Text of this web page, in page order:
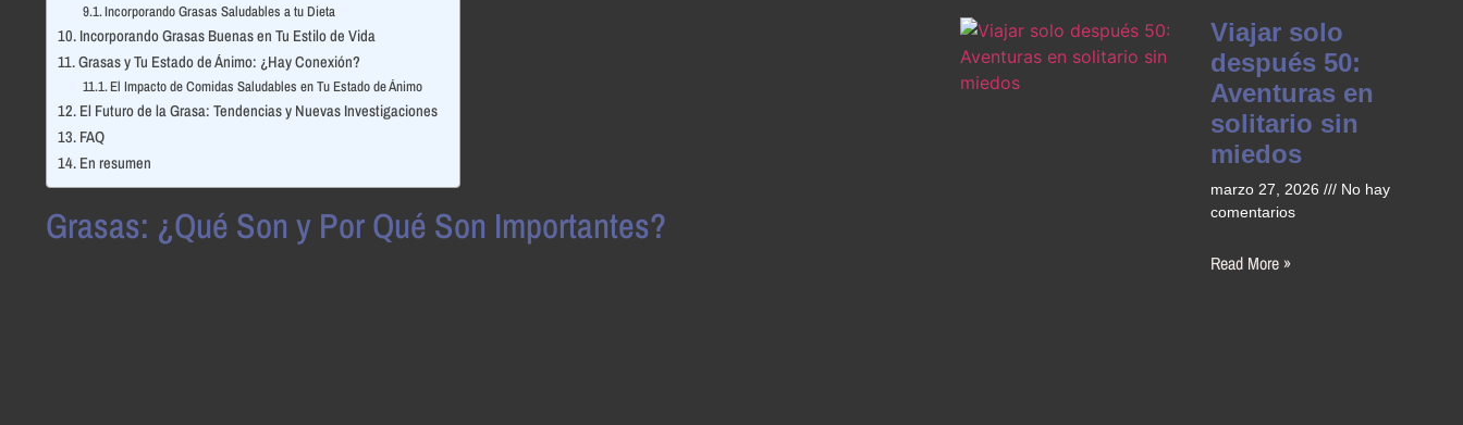
Incorporando Grasas Saludables a tu Dieta
Incorporando Grasas Buenas en Tu Estilo de Vida
Grasas y Tu Estado de Ánimo: ¿Hay Conexión?
El Impacto de Comidas Saludables en Tu Estado de Ánimo
El Futuro de la Grasa: Tendencias y Nuevas Investigaciones
FAQ
En resumen
Grasas: ¿Qué Son y Por Qué Son Importantes?
Viajar solo
después 50:
Aventuras en
solitario sin
miedos
marzo 27, 2026
No hay
comentarios
Read More »